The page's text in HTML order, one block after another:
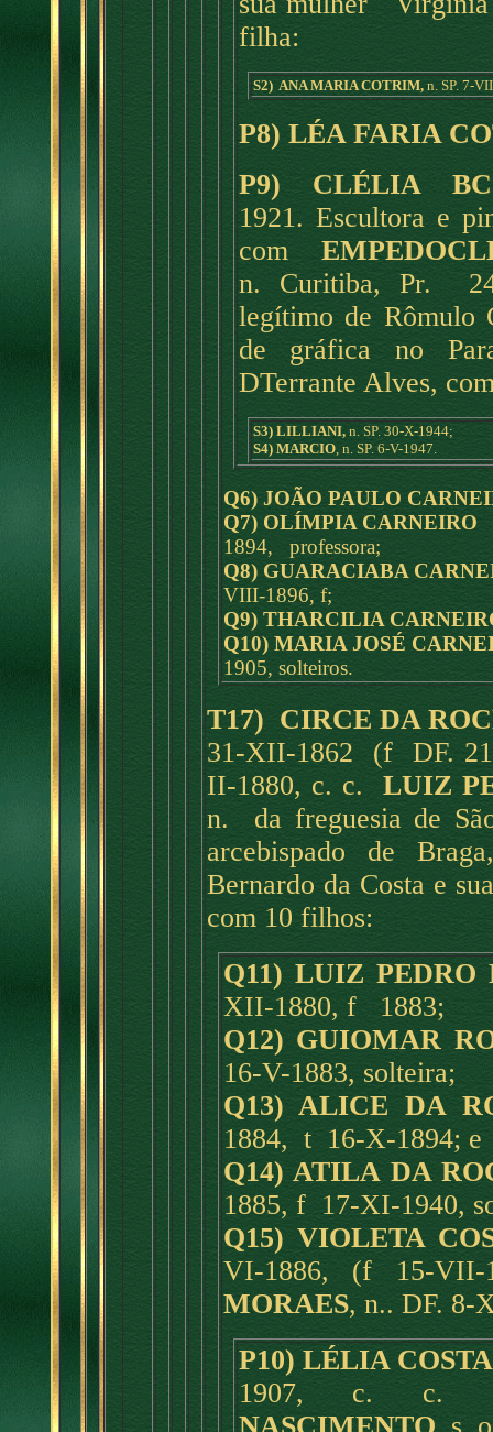
filha:
S2) ANA MARIA COTRIM, n. SP. 7-
P8) LÉA FARIA
P9) CLÉLIA
1921. Escultora e
com
n. Curitiba, Pr.
legítimo de Rômulo
de gráfica no
DTerrante Alves,
S3) LILLIANI, n. SP. 30-X-1944;
S4) MARCIO, n. SP. 6-V-1947.
Q6) JOÃO PAULO
Q7) OLÍMPIA
1894, professora;
Q8) GUARACIABA
VIII-1896, f;
Q9) THARCILIA
Q10) MARIA JOSÉ
1905, solteiros.
T17) CIRCE DA
31-XII-1862 (f DF.
II-1880, c. c. LUIZ
n. da freguesia de
arcebispado de
Bernardo da Costa e
com 10 filhos:
Q11) LUIZ PEDRO
XII-1880, f 1883;
Q12) GUIOMAR
16-V-1883, solteira;
Q13) ALICE DA
1884, t 16-X-1894; e
Q14) ATILA DA
1885, f 17-XI-1940,
Q15) VIOLETA
VI-1886, (f 15-
MORAES, n.. DF. 8-
P10) LÉLIA
1907, c. c.